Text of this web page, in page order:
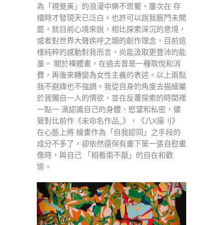
為「視覺美」的浪漫中樂不思蜀，屢次在 存
檔時才發現天已泛白。也許可以說我竅門未開
罷，就目前心境來說，相比探索深沉的意境，
或者對世界大聲疾呼之類的創作理念，目前這
樣純粹的感動對我而言，尚能汲取更豐沛的能
量。 關於裸體畫，在過去曾是一種取悅和消
費，再後來轉變為女性主義的表述。以上兩點
我不避諱也不強調。我從自身的角度去描繪屬
於我獨自一人的情欲，並在反覆探索的時間裡
一點一 滴認識自己的身體、慾望和私密，儘
管對比前作《未命名作品_》，《八X撮刂》
在心態上將 繪畫作為「自我認同」之手段的
成分不多了，卻依然還保有畫下第一張自慰畫
像時，與自己 「相看兩不厭」的自在和歡
愉。